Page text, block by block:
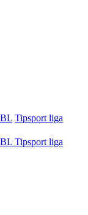
Tipsport liga
Tipsport liga